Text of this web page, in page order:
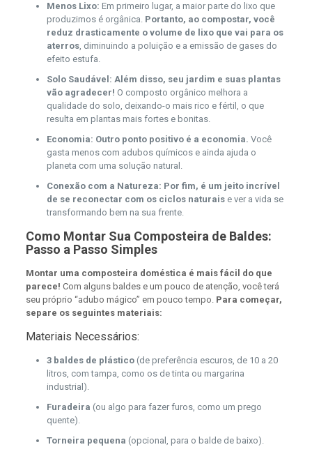
Menos Lixo: Em primeiro lugar, a maior parte do lixo que
produzimos é orgânica. Portanto, ao compostar, você
reduz drasticamente o volume de lixo que vai para os
aterros, diminuindo a poluição e a emissão de gases do
efeito estufa.
Solo Saudável: Além disso, seu jardim e suas plantas
vão agradecer! O composto orgânico melhora a
qualidade do solo, deixando-o mais rico e fértil, o que
resulta em plantas mais fortes e bonitas.
Economia: Outro ponto positivo é a economia. Você
gasta menos com adubos químicos e ainda ajuda o
planeta com uma solução natural.
Conexão com a Natureza: Por fim, é um jeito incrível
de se reconectar com os ciclos naturaise ver a vida se
transformando bem na sua frente.
Como Montar Sua Composteira de Baldes:
Passo a Passo Simples
Montar uma composteira doméstica é mais fácil do que
parece! Com alguns baldes e um pouco de atenção, você terá
seu próprio “adubo mágico” em pouco tempo. Para começar,
separe os seguintes materiais:
Materiais Necessários:
3 baldes de plástico(de preferência escuros, de 10 a 20
litros, com tampa, como os de tinta ou margarina
industrial).
Furadeira (ou algo para fazer furos, como um prego
quente).
Torneira pequena (opcional, para o balde de baixo).